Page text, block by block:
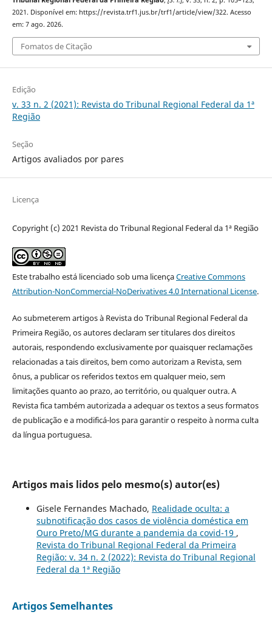
2021. Disponível em: https://revista.trf1.jus.br/trf1/article/view/322. Acesso
em: 7 ago. 2026.
Fomatos de Citação
Edição
v. 33 n. 2 (2021): Revista do Tribunal Regional Federal da 1ª
Região
Seção
Artigos avaliados por pares
Licença
Copyright (c) 2021 Revista do Tribunal Regional Federal da 1ª Região
Este trabalho está licenciado sob uma licençaCreative Commons
Attribution-NonCommercial-NoDerivatives 4.0 International License.
Ao submeterem artigos à Revista do Tribunal Regional Federal da
Primeira Região, os autores declaram ser titulares dos direitos
autorais, respondendo exclusivamente por quaisquer reclamações
relacionadas a tais direitos, bem como autorizam a Revista, sem
ônus, a publicar os referidos textos em qualquer meio, sem
limitações quanto ao prazo, ao território, ou qualquer outra. A
Revista fica também autorizada a adequar os textos a seus formatos
de publicação e a modificá-los para garantir o respeito à norma culta
da língua portuguesa.
Artigos mais lidos pelo mesmo(s) autor(es)
Gisele Fernandes Machado, Realidade oculta: a
subnotificação dos casos de violência doméstica em
Ouro Preto/MG durante a pandemia da covid-19 ,
Revista do Tribunal Regional Federal da Primeira
Região: v. 34 n. 2 (2022): Revista do Tribunal Regional
Federal da 1ª Região
Artigos Semelhantes